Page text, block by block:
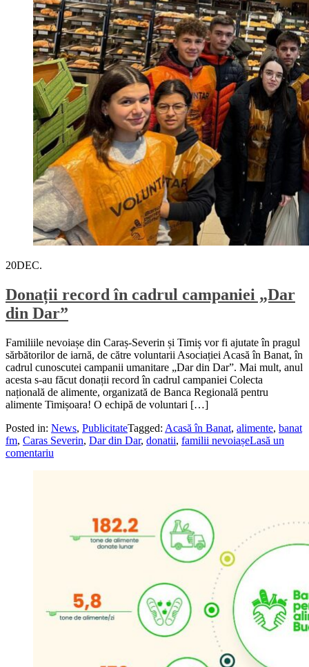
20DEC.
Donații record în cadrul campaniei „Dar
din Dar”
Familiile nevoiașe din Caraș-Severin și Timiș vor fi ajutate în pragul
sărbătorilor de iarnă, de către voluntarii Asociației Acasă în Banat, în
cadrul cunoscutei campanii umanitare „Dar din Dar”. Mai mult, anul
acesta s-au făcut donații record în cadrul campaniei Colecta
națională de alimente, organizată de Banca Regională pentru
alimente Timișoara! O echipă de voluntari […]
Posted in: News, PublicitateTagged: Acasă în Banat, alimente, banat
fm, Caras Severin, Dar din Dar, donatii, familii nevoiașeLasă un
comentariu